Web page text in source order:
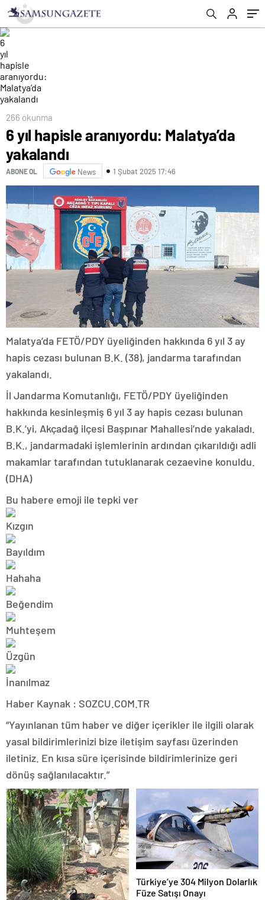
266 okunma
6 yıl hapisle aranıyordu: Malatya’da
yakalandı
ABONE OL News 1 Şubat 2025 17:46
Malatya’da FETÖ/PDY üyeliğinden hakkında 6 yıl 3 ay
hapis cezası bulunan B.K. (38), jandarma tarafından
yakalandı.
İl Jandarma Komutanlığı, FETÖ/PDY üyeliğinden
hakkında kesinleşmiş 6 yıl 3 ay hapis cezası bulunan
B.K.’yi, Akçadağ ilçesi Başpınar Mahallesi’nde yakaladı.
B.K., jandarmadaki işlemlerinin ardından çıkarıldığı adli
makamlar tarafından tutuklanarak cezaevine konuldu.
(DHA)
Bu habere emoji ile tepki ver
Haber Kaynak : SOZCU.COM.TR
“Yayınlanan tüm haber ve diğer içerikler ile ilgili olarak
yasal bildirimlerinizi bize iletişim sayfası üzerinden
iletiniz. En kısa süre içerisinde bildirimlerinize geri
dönüş sağlanılacaktır.”
Türkiye’ye 304 Milyon Dolarlık
Füze Satışı Onayı